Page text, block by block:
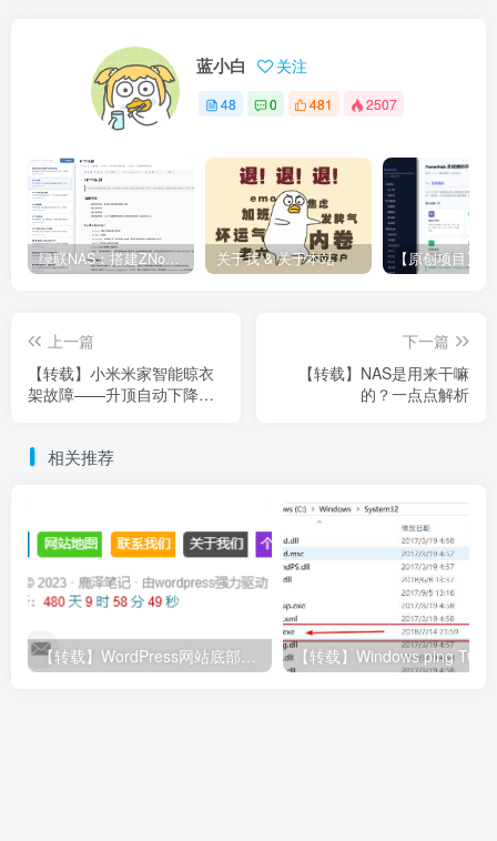
蓝小白 关注
48 0 481 2507
绿联NAS：搭建ZNote私有笔记 关于我 & 关于本站
上一篇
【转载】小米米家智能晾衣
架故障——升顶自动下降报
下一篇
【转载】NAS是用来干嘛
的？一点点解析
相关推荐
【转载】WordPress网站底部的网站地图和免责声明按钮美化教程